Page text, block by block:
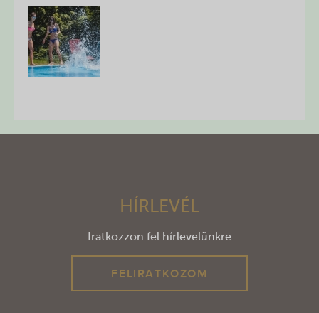
HÍRLEVÉL
Iratkozzon fel hírlevelünkre
FELIRATKOZOM